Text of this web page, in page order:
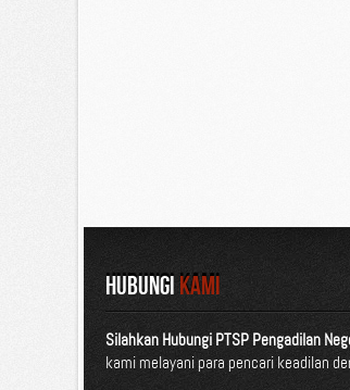
HUBUNGI KAMI
Silahkan Hubungi PTSP Pengadilan
kami melayani para pencari keadilan